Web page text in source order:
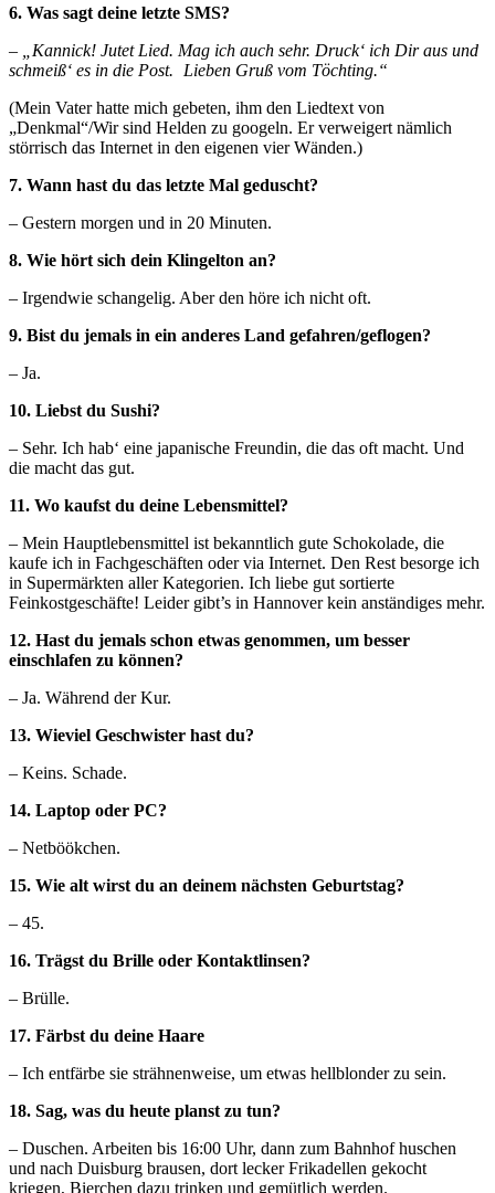
6. Was sagt deine letzte SMS?
– „Kannick! Jutet Lied. Mag ich auch sehr. Druck‘ ich Dir aus und
schmeiß‘ es in die Post.
Lieben Gruß vom Töchting.“
(Mein Vater hatte mich gebeten, ihm den Liedtext von
„Denkmal“/Wir sind Helden zu googeln. Er verweigert nämlich
störrisch das Internet in den eigenen vier Wänden.)
7. Wann hast du das letzte Mal geduscht?
– Gestern morgen und in 20 Minuten.
8. Wie hört sich dein Klingelton an?
– Irgendwie schangelig. Aber den höre ich nicht oft.
9. Bist du jemals in ein anderes Land gefahren/geflogen?
– Ja.
10. Liebst du Sushi?
– Sehr. Ich hab‘ eine japanische Freundin, die das oft macht. Und
die macht das gut.
11. Wo kaufst du deine Lebensmittel?
– Mein Hauptlebensmittel ist bekanntlich gute Schokolade, die
kaufe ich in Fachgeschäften oder via Internet. Den Rest besorge ich
in Supermärkten aller Kategorien. Ich liebe gut sortierte
Feinkostgeschäfte! Leider gibt’s in Hannover kein anständiges mehr.
12. Hast du jemals schon etwas genommen, um besser
einschlafen zu können?
– Ja. Während der Kur.
13. Wieviel Geschwister hast du?
– Keins. Schade.
14. Laptop oder PC?
– Netböökchen.
15. Wie alt wirst du an deinem nächsten Geburtstag?
– 45.
16. Trägst du Brille oder Kontaktlinsen?
– Brülle.
17. Färbst du deine Haare
– Ich entfärbe sie strähnenweise, um etwas hellblonder zu sein.
18. Sag, was du heute planst zu tun?
– Duschen. Arbeiten bis 16:00 Uhr, dann zum Bahnhof huschen
und nach Duisburg brausen, dort lecker Frikadellen gekocht
kriegen, Bierchen dazu trinken und gemütlich werden.